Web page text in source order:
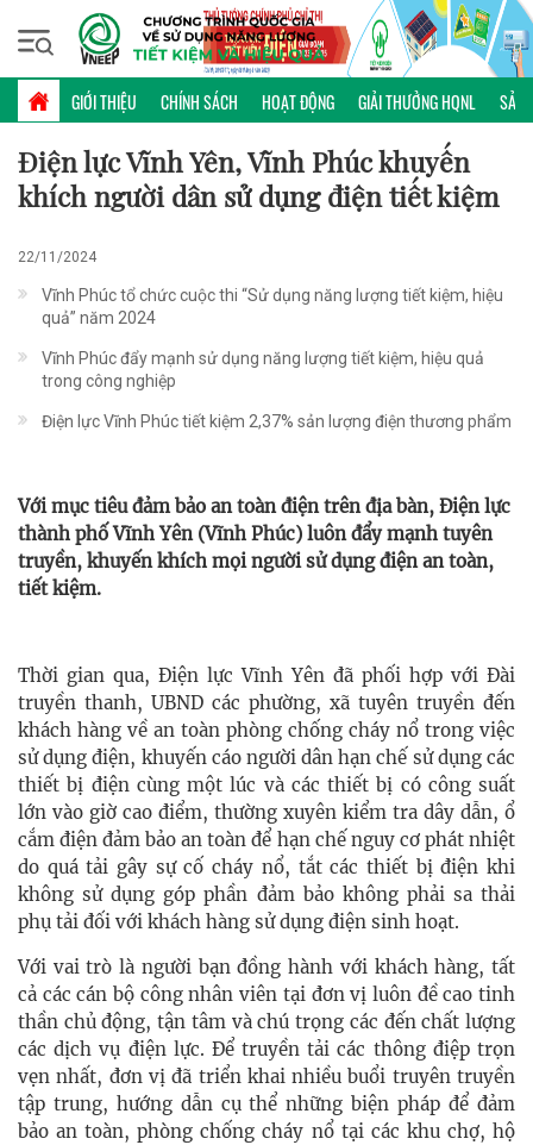
GIỚI THIỆU CHÍNH SÁCH HOẠT ĐỘNG GIẢI THƯỞNG HQNL SẢN
Chủ nhật, 09/08/2026 | 16:18 GMT+7
KINH NGHIỆM TRIỂN KHAI
Điện lực Vĩnh Yên, Vĩnh Phúc khuyến
khích người dân sử dụng điện tiết kiệm
22/11/2024
Vĩnh Phúc tổ chức cuộc thi “Sử dụng năng lượng tiết kiệm, hiệu
quả” năm 2024
Vĩnh Phúc đẩy mạnh sử dụng năng lượng tiết kiệm, hiệu quả
trong công nghiệp
Điện lực Vĩnh Phúc tiết kiệm 2,37% sản lượng điện thương phẩm
Với mục tiêu đảm bảo an toàn điện trên địa bàn, Điện lực
thành phố Vĩnh Yên (Vĩnh Phúc) luôn đẩy mạnh tuyên
truyền, khuyến khích mọi người sử dụng điện an toàn,
tiết kiệm.
Thời gian qua, Điện lực Vĩnh Yên đã phối hợp với Đài
truyền thanh, UBND các phường, xã tuyên truyền đến
khách hàng về an toàn phòng chống cháy nổ trong việc
sử dụng điện, khuyến cáo người dân hạn chế sử dụng các
thiết bị điện cùng một lúc và các thiết bị có công suất
lớn vào giờ cao điểm, thường xuyên kiểm tra dây dẫn, ổ
cắm điện đảm bảo an toàn để hạn chế nguy cơ phát nhiệt
do quá tải gây sự cố cháy nổ, tắt các thiết bị điện khi
không sử dụng góp phần đảm bảo không phải sa thải
phụ tải đối với khách hàng sử dụng điện sinh hoạt.
Với vai trò là người bạn đồng hành với khách hàng, tất
cả các cán bộ công nhân viên tại đơn vị luôn đề cao tinh
thần chủ động, tận tâm và chú trọng các đến chất lượng
các dịch vụ điện lực. Để truyền tải các thông điệp trọn
vẹn nhất, đơn vị đã triển khai nhiều buổi truyên truyền
tập trung, hướng dẫn cụ thể những biện pháp để đảm
bảo an toàn, phòng chống cháy nổ tại các khu chợ, hộ